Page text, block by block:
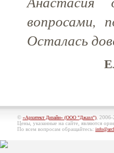
вопросами,
Осталась
© «Архитект Дизайн» (ООО "Джазл") ,
Цены, указанные на сайте, являются
По всем вопросам обращайтесь: